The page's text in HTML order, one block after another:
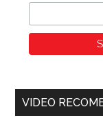
VIDEO